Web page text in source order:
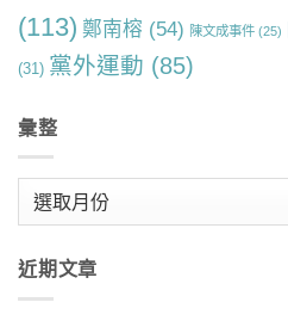
(113) 鄭南榕 (54) 陳文成事件 (25)
(31) 黨外運動 (85)
彙整
近期文章